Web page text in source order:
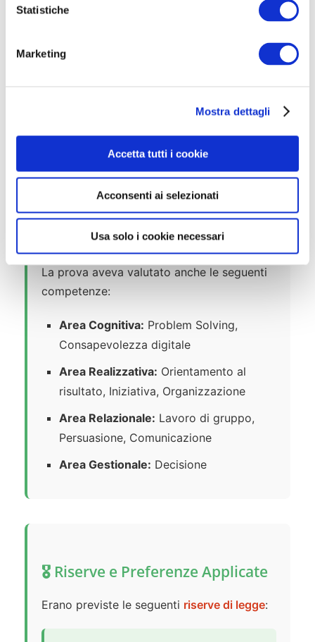
Statistiche
Marketing
Mostra dettagli
Accetta tutti i cookie
Acconsenti ai selezionati
Usa solo i cookie necessari
Servizi pubblici locali
Delitti contro la PA e responsabilità dei
Sicurezza sul lavoro
Lingua inglese (livello base)
Competenze informatiche
Competenze Trasversali Valutate
La prova aveva valutato anche le seguenti
competenze:
Area Cognitiva: Problem Solving,
Consapevolezza digitale
Area Realizzativa: Orientamento al
risultato, Iniziativa, Organizzazione
Area Relazionale: Lavoro di gruppo,
Persuasione, Comunicazione
Area Gestionale: Decisione
🎖️ Riserve e Preferenze Applicate
Erano previste le seguenti riserve di legge: